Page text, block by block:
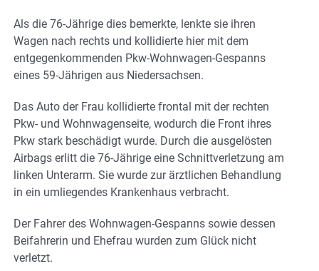
Als die 76-Jährige dies bemerkte, lenkte sie ihren
Wagen nach rechts und kollidierte hier mit dem
entgegenkommenden Pkw-Wohnwagen-Gespanns
eines 59-Jährigen aus Niedersachsen.
Das Auto der Frau kollidierte frontal mit der rechten
Pkw- und Wohnwagenseite, wodurch die Front ihres
Pkw stark beschädigt wurde. Durch die ausgelösten
Airbags erlitt die 76-Jährige eine Schnittverletzung am
linken Unterarm. Sie wurde zur ärztlichen Behandlung
in ein umliegendes Krankenhaus verbracht.
Der Fahrer des Wohnwagen-Gespanns sowie dessen
Beifahrerin und Ehefrau wurden zum Glück nicht
verletzt.